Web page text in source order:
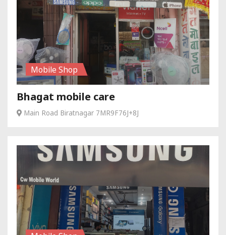
Mobile Shop
Bhagat mobile care
Main Road Biratnagar 7MR9F76J+8J